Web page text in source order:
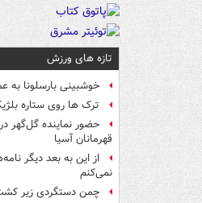
تازه های ورزش
خوشبینی بارسلونا به
ترک ها روی ستاره
حضور نماینده گل‌گهر
قهرمانان آسیا
از این به بعد دیگر
نمی‌کنم
چمن دستگردی زیر